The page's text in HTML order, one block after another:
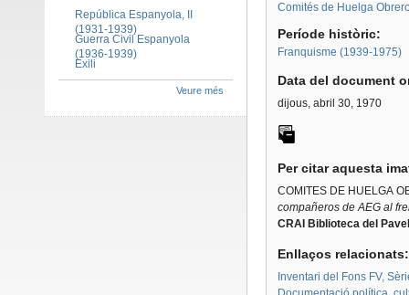
Comités de Huelga
Període històric:
Franquisme (1939-1975)
Data del document
dijous, abril 30, 1970
Per citar aquesta
COMITES DE HUELGA
compañeros de AEG al
CRAI Biblioteca del
Enllaços
Inventari del Fons FV,
República Espanyola, II
(1931-1939)
Guerra Civil Espanyola
(1936-1939)
Exili
Veure més